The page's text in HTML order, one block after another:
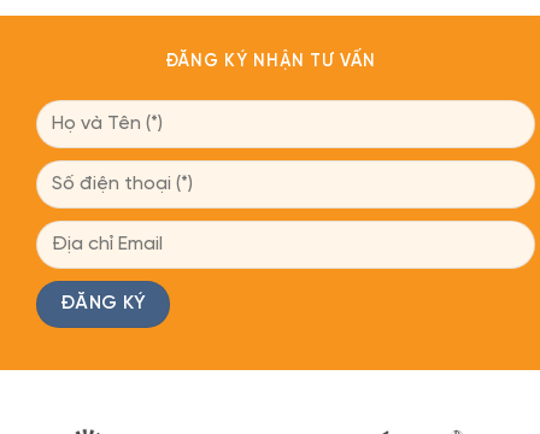
ĐĂNG KÝ NHẬN TƯ VẤN